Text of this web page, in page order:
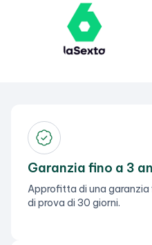
Garanzia fino a 3
Approfitta di una garanzia
di prova di 30 giorni.